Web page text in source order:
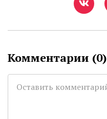
Комментарии (0)